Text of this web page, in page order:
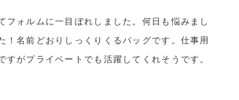
フォルムに一目ぼれしました。何日も悩みまし
！名前どおりしっくりくるバッグです。仕事用
すがプライベートでも活躍してくれそうです。